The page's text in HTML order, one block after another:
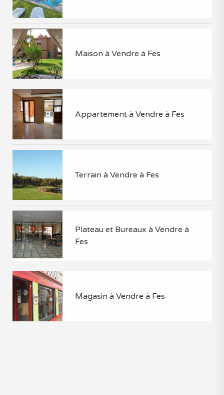
Maison à Vendre à Fes
Appartement à Vendre à Fes
Terrain à Vendre à Fes
Plateau et Bureaux à Vendre à
Fes
Magasin à Vendre à Fes